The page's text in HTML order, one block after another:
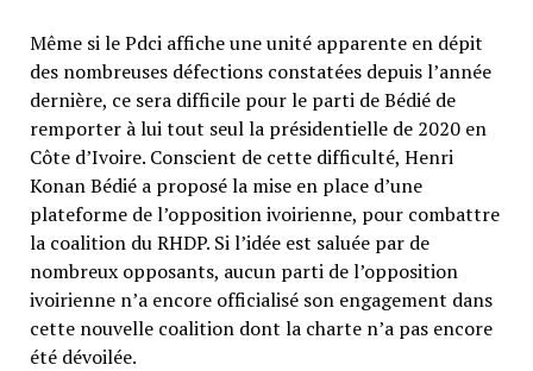
Même si le Pdci affiche une unité apparente en dépit
des nombreuses défections constatées depuis l’année
dernière, ce sera difficile pour le parti de Bédié de
remporter à lui tout seul la présidentielle de 2020 en
Côte d’Ivoire. Conscient de cette difficulté, Henri
Konan Bédié a proposé la mise en place d’une
plateforme de l’opposition ivoirienne, pour combattre
la coalition du RHDP. Si l’idée est saluée par de
nombreux opposants, aucun parti de l’opposition
ivoirienne n’a encore officialisé son engagement dans
cette nouvelle coalition dont la charte n’a pas encore
été dévoilée.